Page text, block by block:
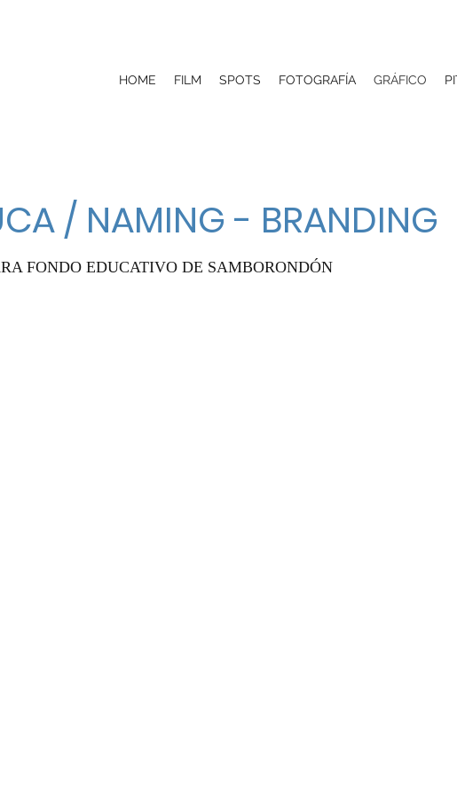
HOME FILM SPOTS FOTOGRAFÍA GRÁFICO
/ NAMING - BRANDING
FONDO EDUCATIVO DE SAMBORONDÓN